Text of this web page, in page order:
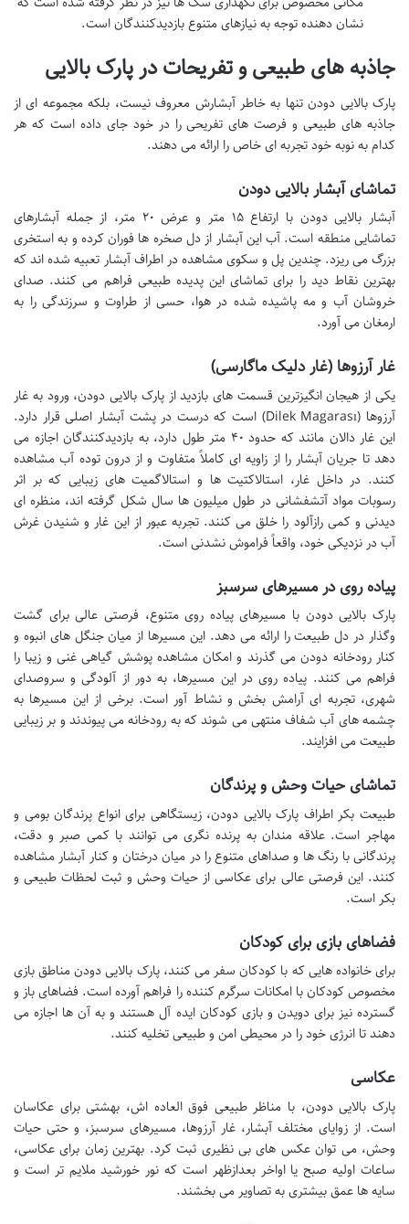
نشان دهنده توجه به نیازهای متنوع بازدیدکنندگان است.
جاذبه های طبیعی و تفریحات در پارک بالایی
پارک بالایی دودن تنها به خاطر آبشارش معروف نیست، بلکه مجموعه ای از
جاذبه های طبیعی و فرصت های تفریحی را در خود جای داده است که هر
کدام به نوبه خود تجربه ای خاص را ارائه می دهند.
تماشای آبشار بالایی دودن
آبشار بالایی دودن با ارتفاع ۱۵ متر و عرض ۲۰ متر، از جمله آبشارهای
تماشایی منطقه است. آب این آبشار از دل صخره ها فوران کرده و به استخری
بزرگ می ریزد. چندین پل و سکوی مشاهده در اطراف آبشار تعبیه شده اند که
بهترین نقاط دید را برای تماشای این پدیده طبیعی فراهم می کنند. صدای
خروشان آب و مه پاشیده شده در هوا، حسی از طراوت و سرزندگی را به
ارمغان می آورد.
غار آرزوها (غار دلیک ماگارسی)
یکی از هیجان انگیزترین قسمت های بازدید از پارک بالایی دودن، ورود به غار
آرزوها (Dilek Magarası) است که درست در پشت آبشار اصلی قرار دارد.
این غار دالان مانند که حدود ۴۰ متر طول دارد، به بازدیدکنندگان اجازه می
دهد تا جریان آبشار را از زاویه ای کاملاً متفاوت و از درون توده آب مشاهده
کنند. در داخل غار، استالاکتیت ها و استالاگمیت های زیبایی که بر اثر
رسوبات مواد آتشفشانی در طول میلیون ها سال شکل گرفته اند، منظره ای
دیدنی و کمی رازآلود را خلق می کنند. تجربه عبور از این غار و شنیدن غرش
آب در نزدیکی خود، واقعاً فراموش نشدنی است.
پیاده روی در مسیرهای سرسبز
پارک بالایی دودن با مسیرهای پیاده روی متنوع، فرصتی عالی برای گشت
وگذار در دل طبیعت را ارائه می دهد. این مسیرها از میان جنگل های انبوه و
کنار رودخانه دودن می گذرند و امکان مشاهده پوشش گیاهی غنی و زیبا را
فراهم می کنند. پیاده روی در این مسیرها، به دور از آلودگی و سروصدای
شهری، تجربه ای آرامش بخش و نشاط آور است. برخی از این مسیرها به
چشمه های آب شفاف منتهی می شوند که به رودخانه می پیوندند و بر زیبایی
طبیعت می افزایند.
تماشای حیات وحش و پرندگان
طبیعت بکر اطراف پارک بالایی دودن، زیستگاهی برای انواع پرندگان بومی و
مهاجر است. علاقه مندان به پرنده نگری می توانند با کمی صبر و دقت،
پرندگانی با رنگ ها و صداهای متنوع را در میان درختان و کنار آبشار مشاهده
کنند. این فرصتی عالی برای عکاسی از حیات وحش و ثبت لحظات طبیعی و
بکر است.
فضاهای بازی برای کودکان
برای خانواده هایی که با کودکان سفر می کنند، پارک بالایی دودن مناطق بازی
مخصوص کودکان با امکانات سرگرم کننده را فراهم آورده است. فضاهای باز و
گسترده نیز برای دویدن و بازی کودکان ایده آل هستند و به آن ها اجازه می
دهند تا انرژی خود را در محیطی امن و طبیعی تخلیه کنند.
عکاسی
پارک بالایی دودن، با مناظر طبیعی فوق العاده اش، بهشتی برای عکاسان
است. از زوایای مختلف آبشار، غار آرزوها، مسیرهای سرسبز، و حتی حیات
وحش، می توان عکس های بی نظیری ثبت کرد. بهترین زمان برای عکاسی،
ساعات اولیه صبح یا اواخر بعدازظهر است که نور خورشید ملایم تر است و
سایه ها عمق بیشتری به تصاویر می بخشند.